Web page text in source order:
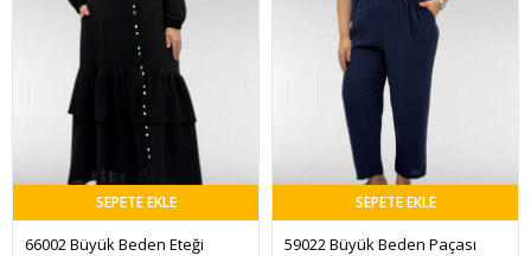
SEPETE EKLE
66002 Büyük Beden Eteği
SEPETE EKLE
59022 Büyük Beden Paçası